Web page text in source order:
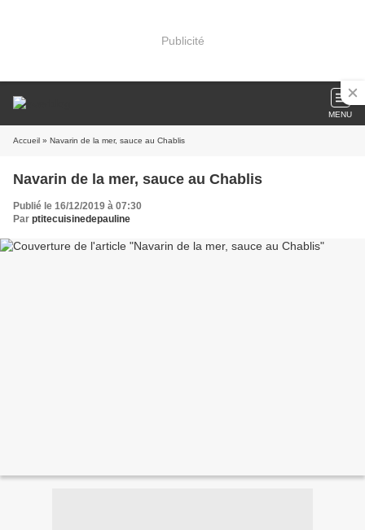
Publicité
MENU
Accueil » Navarin de la mer, sauce au Chablis
Navarin de la mer, sauce au Chablis
Publié le 16/12/2019 à 07:30
Par ptitecuisinedepauline